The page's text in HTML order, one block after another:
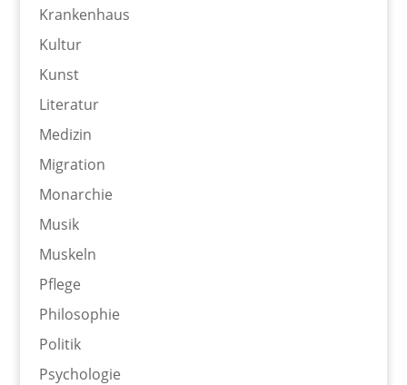
Krankenhaus
Kultur
Kunst
Literatur
Medizin
Migration
Monarchie
Musik
Muskeln
Pflege
Philosophie
Politik
Psychologie